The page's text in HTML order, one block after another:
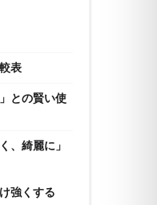
表
との賢い使
、綺麗に」
強くする